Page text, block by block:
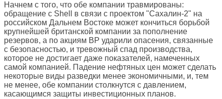
Начнем с того, что обе компании травмированы:
обращение с Shell в связи с проектом "Сахалин-2" на
российском Дальнем Востоке может кончиться борьбой
крупнейшей британской компании за пополнение
резервов, а по акциям BP ударили опасения, связанные
с безопасностью, и тревожный спад производства,
которое не достигает даже показателей, намеченных
самой компанией. Падение нефтяных цен может сделать
некоторые виды разведки менее экономичными, и, тем
не менее, обе компании столкнутся с давлением,
касающимся защиты инвестиционных планов.